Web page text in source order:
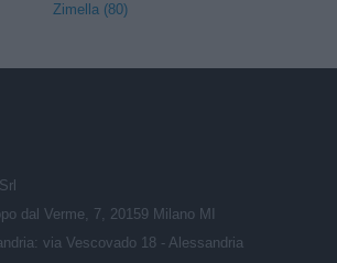
Zimella (80)
dal Verme, 7, 20159 Milano MI
via Vescovado 18 - Alessandria